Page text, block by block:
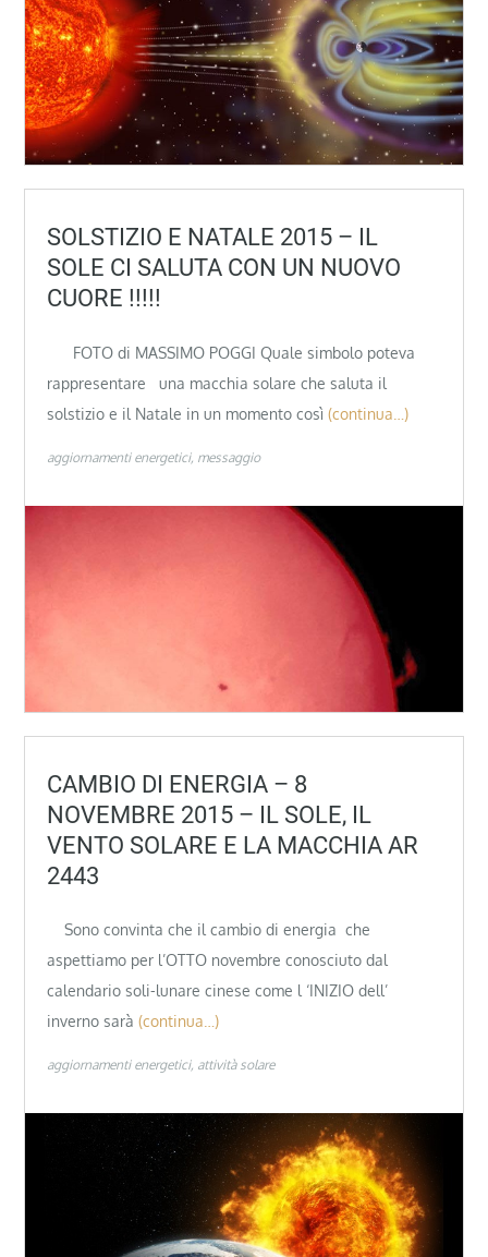
SOLSTIZIO E NATALE 2015 – IL
SOLE CI SALUTA CON UN NUOVO
CUORE !!!!!
FOTO di MASSIMO POGGI Quale simbolo poteva
rappresentare una macchia solare che saluta il
solstizio e il Natale in un momento così (continua…)
aggiornamenti energetici messaggio
CAMBIO DI ENERGIA – 8
NOVEMBRE 2015 – IL SOLE, IL
VENTO SOLARE E LA MACCHIA AR
2443
Sono convinta che il cambio di energia che
aspettiamo per l’OTTO novembre conosciuto dal
calendario soli-lunare cinese come l ‘INIZIO dell’
inverno sarà (continua…)
aggiornamenti energetici attività solare